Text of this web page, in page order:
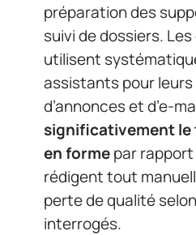
préparation des
suivi de dossiers.
utilisent
assistants pour
d’annonces et d’e-
significativement le
en formepar
rédigent tout
perte de qualité
interrogés.